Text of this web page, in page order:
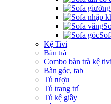
Kệ Tivi
Bàn trà
Combo bàn trà kệ tivi
Bàn góc, tab
Tủ rượu
Tủ trang trí
Tủ kệ giầy